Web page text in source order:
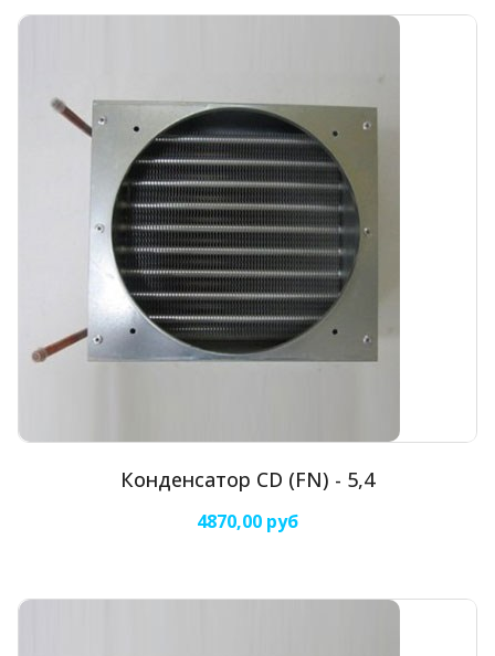
Конденсатор CD (FN) - 5,4
4870,00 руб